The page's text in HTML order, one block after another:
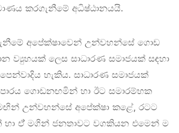
කරගැනීමේ අධිෂ්ඨානයයි.
අපේක්ෂාවෙන් උන්වහන්සේ ගොඩ
ව්‍යුහයක් ලෙස සාධාරණ සමාජයක් සඳහා
හැකිය. සාධාරණ සමාජයක්
ගොඩනඟමින් හා ඊට සමාරම්භක
උන්වහන්සේ අපේක්ෂා කළේ, රටට
ඒ් මගින් ජනතාවට වගකියන එමෙන් ම